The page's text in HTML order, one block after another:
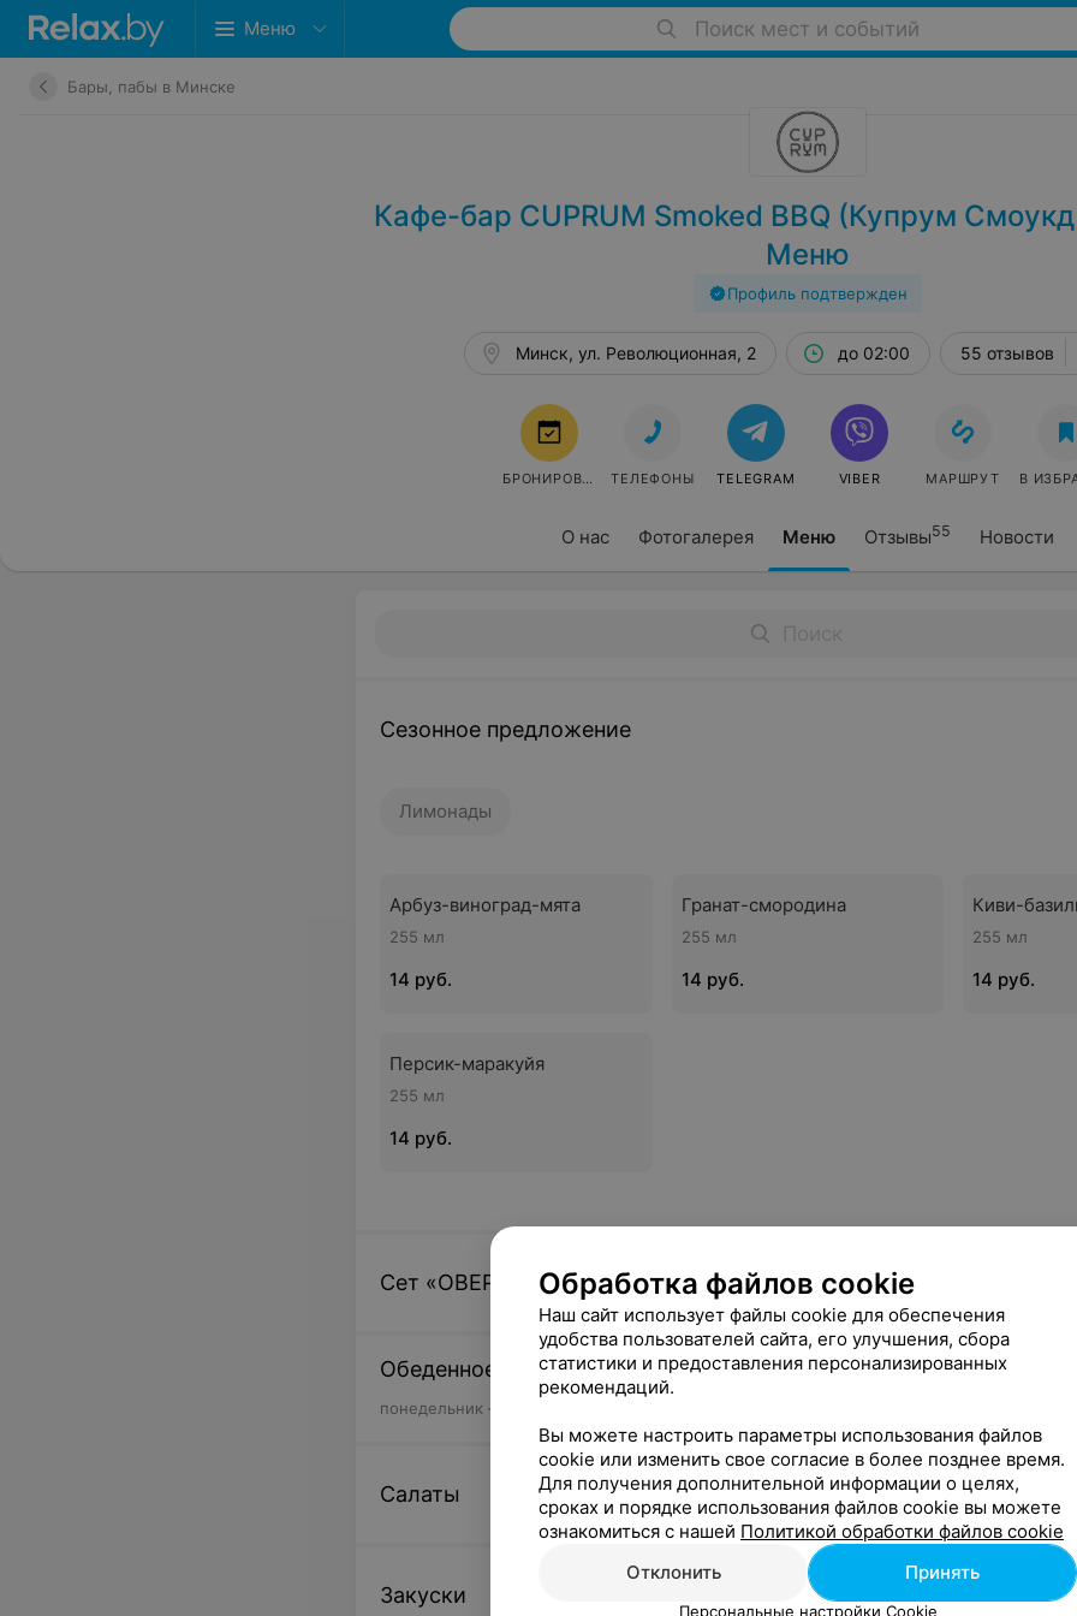
Меню Поиск мест и событий
Бары, пабы в Минске
Кафе-бар CUPRUM Smoked BBQ (Купрум
Меню
Профиль подтвержден
О нас Фотогалерея Меню Отзывы55 Новости
Минск, ул. Революционная, 2 до 02:00 55 отзывов
БРОНИРОВАТЬ ТЕЛЕФОНЫ TELEGRAM VIBER МАРШРУТ В
Сезонное предложение
Лимонады
Арбуз-виноград-мята
255 мл
14 руб.
Гранат-смородина
255 мл
14 руб.
Киви-
255 мл
14 руб.
Персик-маракуйя
255 мл
14 руб.
Cет «ОВЕРТАЙМ»
Обеденное меню
понедельник — пятница с 13.00 до 16.00
Салаты
Закуски
Обработка файлов cookie
Наш сайт использует файлы cookie для обеспечения
удобства пользователей сайта, его улучшения, сбора
статистики и предоставления персонализированных
рекомендаций.
Вы можете настроить параметры использования файлов
cookie или изменить свое согласие в более позднее время.
Для получения дополнительной информации о целях,
сроках и порядке использования файлов cookie вы можете
ознакомиться с нашей Политикой обработки файлов cookie
Отклонить
Принять
Персональные настройки Cookie